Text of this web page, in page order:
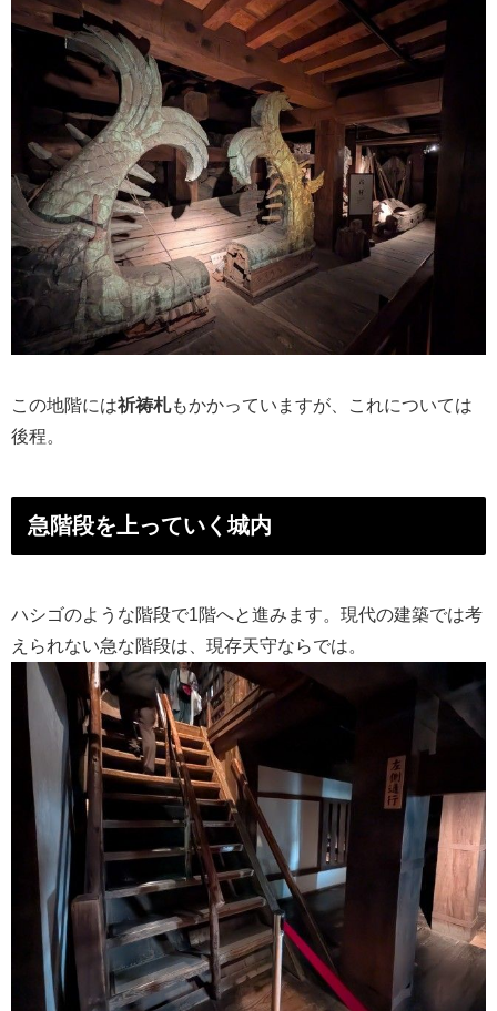
この地階には祈祷札もかかっていますが、これについては
後程。
急階段を上っていく城内
ハシゴのような階段で1階へと進みます。現代の建築では考
えられない急な階段は、現存天守ならでは。